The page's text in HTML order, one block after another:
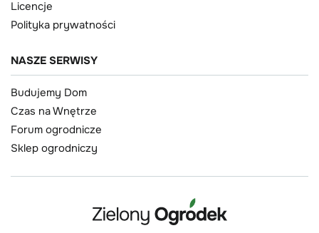
Licencje
Polityka prywatności
NASZE SERWISY
Budujemy Dom
Czas na Wnętrze
Forum ogrodnicze
Sklep ogrodniczy